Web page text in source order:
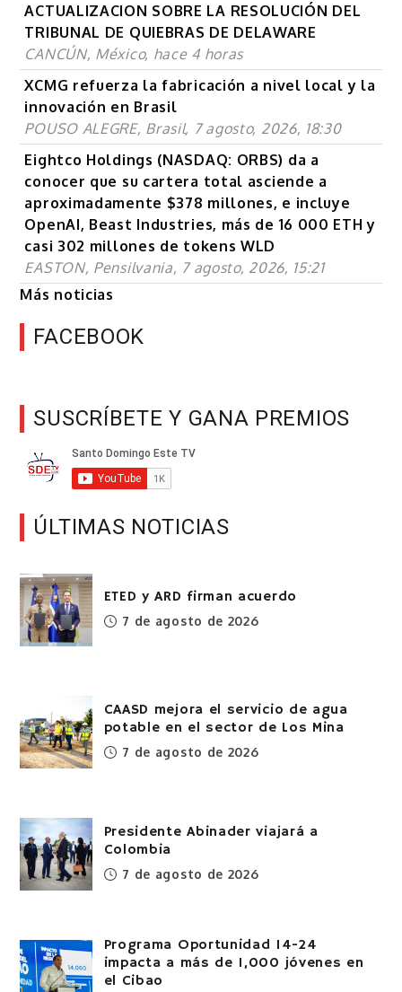
ACTUALIZACION SOBRE LA RESOLUCIÓN DEL
TRIBUNAL DE QUIEBRAS DE DELAWARE
CANCÚN, México, hace 4 horas
XCMG refuerza la fabricación a nivel local y la
innovación en Brasil
POUSO ALEGRE, Brasil, 7 agosto, 2026, 18:30
Eightco Holdings (NASDAQ: ORBS) da a
conocer que su cartera total asciende a
aproximadamente $378 millones, e incluye
OpenAI, Beast Industries, más de 16 000 ETH y
casi 302 millones de tokens WLD
EASTON, Pensilvania, 7 agosto, 2026, 15:21
Más noticias
FACEBOOK
SUSCRÍBETE Y GANA PREMIOS
ÚLTIMAS NOTICIAS
ETED y ARD firman acuerdo
7 de agosto de 2026
CAASD mejora el servicio de agua
potable en el sector de Los Mina
7 de agosto de 2026
Presidente Abinader viajará a
Colombia
7 de agosto de 2026
Programa Oportunidad 14-24
impacta a más de 1,000 jóvenes en
el Cibao